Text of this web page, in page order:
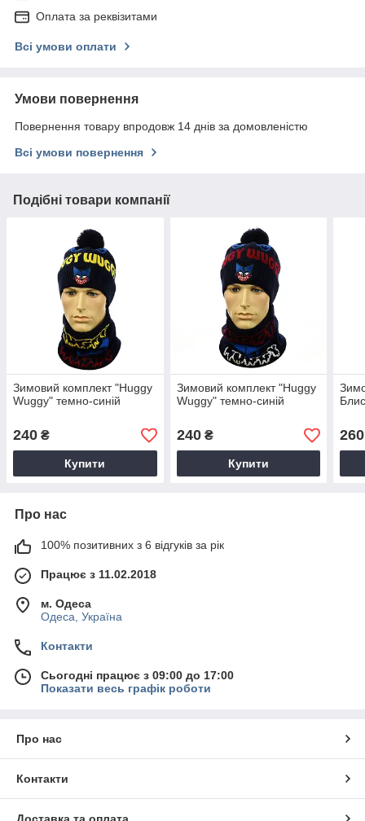
Оплата за реквізитами
Всі умови оплати
Умови повернення
Повернення товару впродовж 14 днів за домовленістю
Всі умови повернення
Подібні товари компанії
Зимовий комплект "Huggy
Wuggy" темно-синій
240 ₴
Купити
Зимовий комплект "Huggy
Wuggy" темно-синій
240₴
Купити
260
Про нас
100% позитивних з 6 відгуків за рік
Працює з 11.02.2018
м. Одеса
Одеса, Україна
Контакти
Сьогодні працює з 09:00 до 17:00
Показати весь графік роботи
Про нас
Контакти